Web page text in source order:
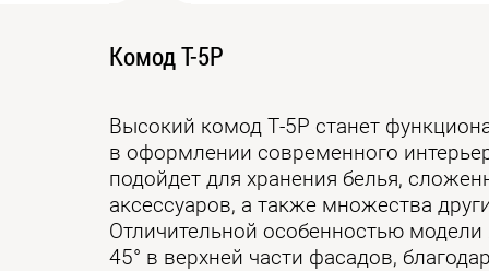
Комод Т-5Р
Высокий комод Т-5Р станет
в оформлении современного
подойдет для хранения белья,
аксессуаров, а также множества
Отличительной особенностью модели
45° в верхней части фасадов,